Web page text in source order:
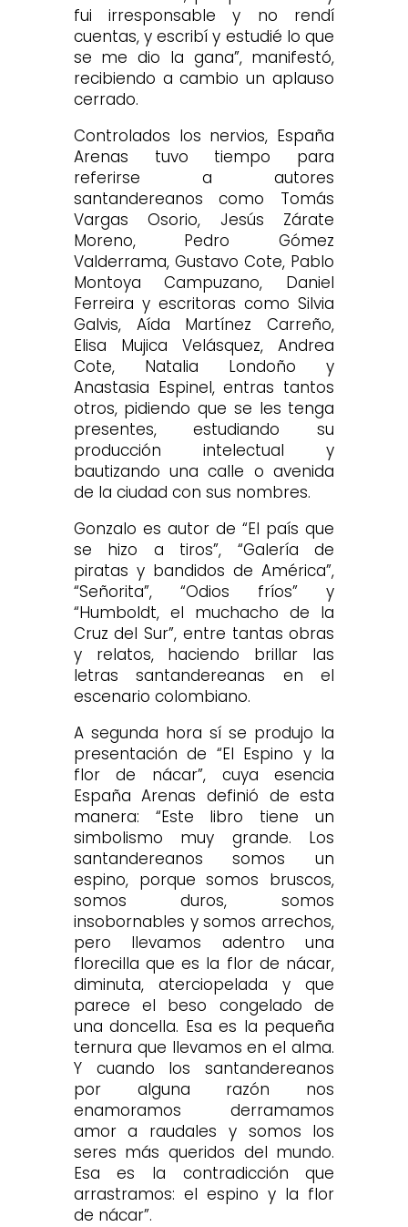
fui irresponsable y no rendí
cuentas, y escribí y estudié lo que
se me dio la gana”, manifestó,
recibiendo a cambio un aplauso
cerrado.
Controlados los nervios, España
Arenas tuvo tiempo para
referirse a autores
santandereanos como Tomás
Vargas Osorio, Jesús Zárate
Moreno, Pedro Gómez
Valderrama, Gustavo Cote, Pablo
Montoya Campuzano, Daniel
Ferreira y escritoras como Silvia
Galvis, Aída Martínez Carreño,
Elisa Mujica Velásquez, Andrea
Cote, Natalia Londoño y
Anastasia Espinel, entras tantos
otros, pidiendo que se les tenga
presentes, estudiando su
producción intelectual y
bautizando una calle o avenida
de la ciudad con sus nombres.
Gonzalo es autor de “El país que
se hizo a tiros”, “Galería de
piratas y bandidos de América”,
“Señorita”, “Odios fríos” y
“Humboldt, el muchacho de la
Cruz del Sur”, entre tantas obras
y relatos, haciendo brillar las
letras santandereanas en el
escenario colombiano.
A segunda hora sí se produjo la
presentación de “El Espino y la
flor de nácar”, cuya esencia
España Arenas definió de esta
manera: “Este libro tiene un
simbolismo muy grande. Los
santandereanos somos un
espino, porque somos bruscos,
somos duros, somos
insobornables y somos arrechos,
pero llevamos adentro una
florecilla que es la flor de nácar,
diminuta, aterciopelada y que
parece el beso congelado de
una doncella. Esa es la pequeña
ternura que llevamos en el alma.
Y cuando los santandereanos
por alguna razón nos
enamoramos derramamos
amor a raudales y somos los
seres más queridos del mundo.
Esa es la contradicción que
arrastramos: el espino y la flor
de nácar”.